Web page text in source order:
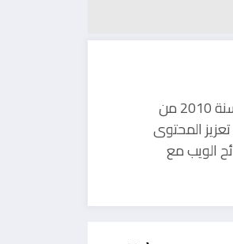
مدونة تقنية يوجد مقرها في المغرب, و قد تم تأسيسها في سنة 2010 من
المحتوى
الويب مع